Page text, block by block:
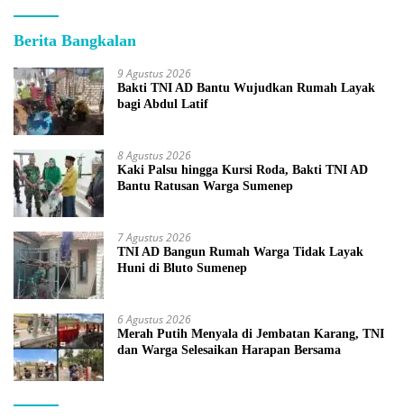
Berita Bangkalan
9 Agustus 2026
Bakti TNI AD Bantu Wujudkan Rumah Layak
bagi Abdul Latif
8 Agustus 2026
Kaki Palsu hingga Kursi Roda, Bakti TNI AD
Bantu Ratusan Warga Sumenep
7 Agustus 2026
TNI AD Bangun Rumah Warga Tidak Layak
Huni di Bluto Sumenep
6 Agustus 2026
Merah Putih Menyala di Jembatan Karang, TNI
dan Warga Selesaikan Harapan Bersama